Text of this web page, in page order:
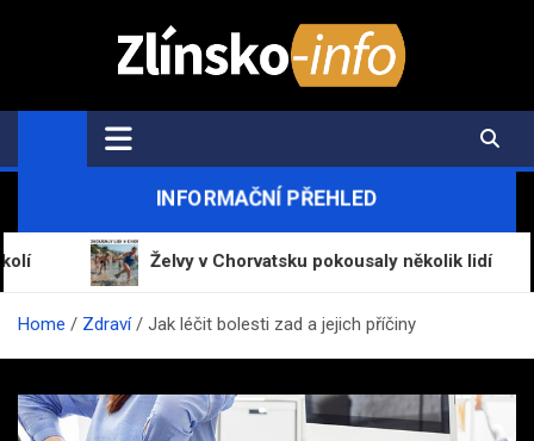
Zlínsko-Info.cz
Aktuální informace z regionu a zpravodajství
INFORMAČNÍ PŘEHLED
Želvy v Chorvatsku pokousaly několik lidí
Home Zdraví Jak léčit bolesti zad a jejich příčiny